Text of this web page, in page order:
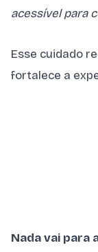
acessível para
Esse cuidado
fortalece a
Nada vai para